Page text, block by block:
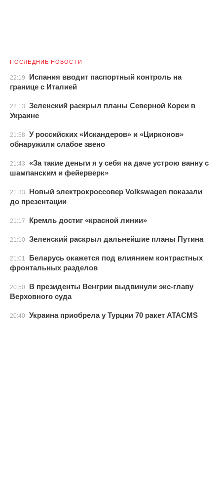
ПОСЛЕДНИЕ НОВОСТИ
22:19
Испания вводит паспортный контроль на
границе с Италией
22:13
Зеленский раскрыл планы Северной Кореи в
Украине
21:58
У российских «Искандеров» и «Цирконов»
обнаружили слабое звено
21:43
«За такие деньги я у себя на даче устрою ванну с
шампанским и фейерверк»
21:33
Новый электрокроссовер Volkswagen показали
до презентации
21:17 Кремль достиг «красной линии»
21:10 Зеленский раскрыл дальнейшие планы Путина
21:01
Беларусь окажется под влиянием контрастных
фронтальных разделов
20:50
В президенты Венгрии выдвинули экс-главу
Верховного суда
20:40 Украина приобрела у Турции 70 ракет ATACMS